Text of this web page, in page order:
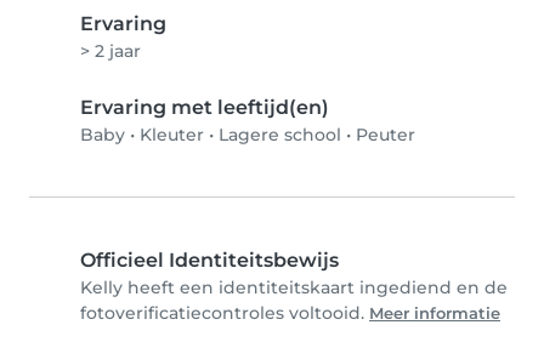
Ervaring
> 2 jaar
Ervaring met leeftijd(en)
Baby • Kleuter • Lagere school • Peuter
Officieel Identiteitsbewijs
Kelly heeft een identiteitskaart ingediend en de
fotoverificatiecontroles voltooid. Meer informatie